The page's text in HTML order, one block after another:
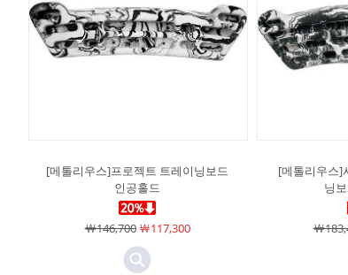
[메톨리우스]프로젝트 트레이닝보드
인공홀드
￦146,700￦117,300
[메톨리우스]
닝
￦